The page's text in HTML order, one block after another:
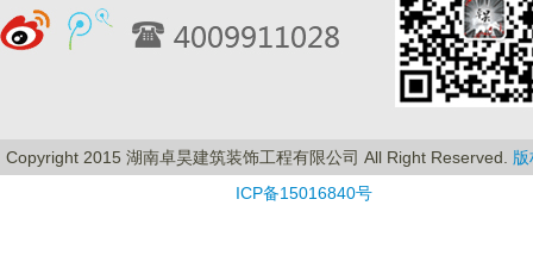
Copyright 2015 湖南卓昊建筑装饰工程有限公司 All Right Reserved.
ICP备15016840号